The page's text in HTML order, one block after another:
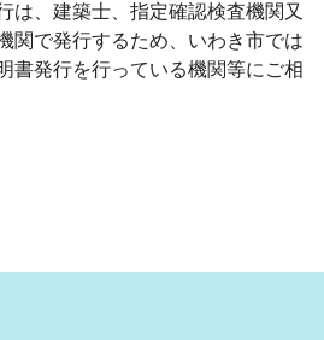
は、建築士、指定確認検査機関又
関で発行するため、いわき市では
書発行を行っている機関等にご相